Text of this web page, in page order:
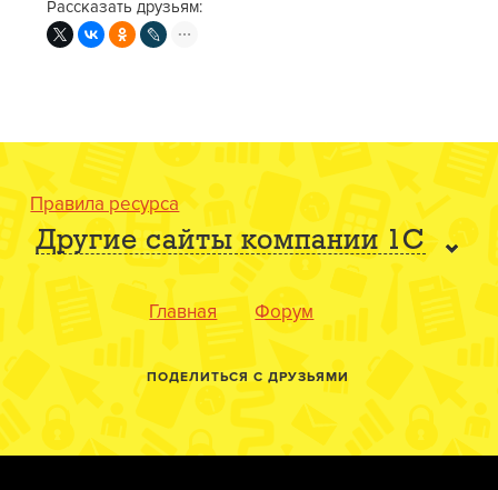
Рассказать друзьям:
Правила ресурса
Другие сайты компании 1С
Главная Форум
ПОДЕЛИТЬСЯ С ДРУЗЬЯМИ